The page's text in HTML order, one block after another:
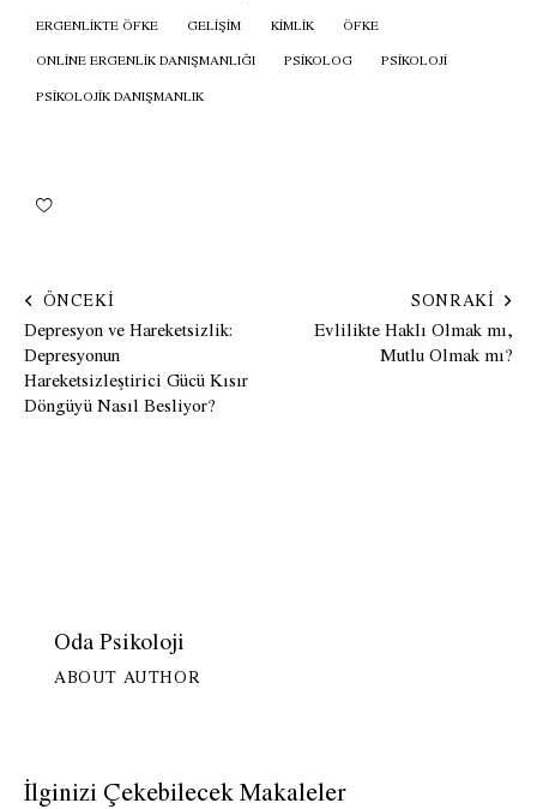
ERGENLIKTE ÖFKE
GELIŞIM KIMLIK
ÖFKE
ONLINE ERGENLIK DANIŞMANLIĞI
PSIKOLOG
PSIKOLOJI
PSIKOLOJIK DANIŞMANLIK
ÖNCEKI
Depresyon ve Hareketsizlik:
Depresyonun
Hareketsizleştirici Gücü Kısır
Döngüyü Nasıl Besliyor?
SONRAKI
Evlilikte Haklı Olmak mı,
Mutlu Olmak mı?
Oda Psikoloji
ABOUT AUTHOR
İlginizi Çekebilecek Makaleler